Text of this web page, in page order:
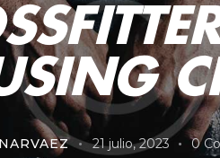
21 julio, 2023 0